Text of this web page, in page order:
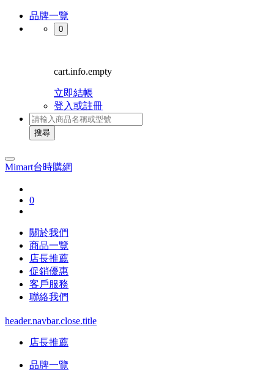
品牌一覽
0
cart.info.empty
立即結帳
登入或註冊
搜尋
Mimart台時購網
0
關於我們
商品一覽
店長推薦
促銷優惠
客戶服務
聯絡我們
header.navbar.close.title
店長推薦
品牌一覽